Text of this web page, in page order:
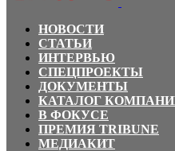
НОВОСТИ
СТАТЬИ
ИНТЕРВЬЮ
СПЕЦПРОЕКТЫ
ДОКУМЕНТЫ
КАТАЛОГ
В ФОКУСЕ
ПРЕМИЯ TRIBUNE
МЕДИАКИТ